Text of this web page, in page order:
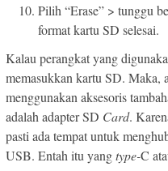
Pilih “Erase” > tunggu
format kartu SD selesai.
Kalau perangkat yang
memasukkan kartu SD. Maka,
menggunakan aksesoris
adalah adapter SD Card.
pasti ada tempat untuk
USB. Entah itu yangtype-C